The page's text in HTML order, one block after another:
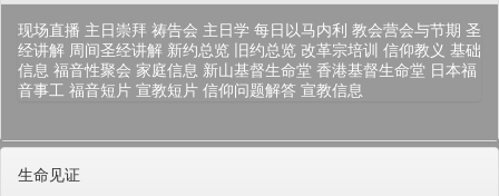
现场直播 主日崇拜 祷告会 主日学 每日以马内利 教会营会与节期 圣
经讲解 周间圣经讲解 新约总览 旧约总览 改革宗培训 信仰教义 基础
信息 福音性聚会 家庭信息 新山基督生命堂 香港基督生命堂 日本福
音事工 福音短片 宣教短片 信仰问题解答 宣教信息
生命见证